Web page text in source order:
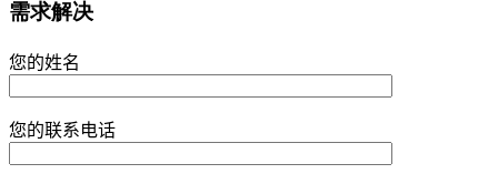
需求解决
您的姓名
您的联系电话